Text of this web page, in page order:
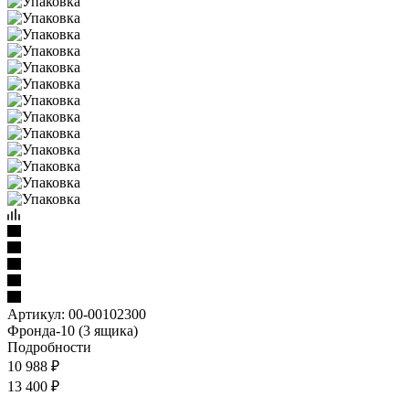
Артикул: 00-00102300
Фронда-10 (3 ящика)
Подробности
10 988 ₽
13 400 ₽